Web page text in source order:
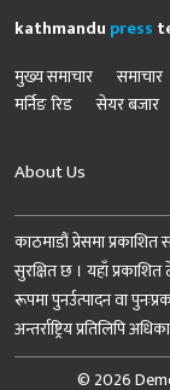
kathmandu press
मुख्य समाचार
समाचार
मर्निङ रिड
सेयर बजार
About Us
काठमाडौं प्रेसमा प्रकाशित
सुरक्षित छ । यहाँ
रूपमा पुनर्उत्पादन वा
अन्तर्राष्ट्रिय प्रतिलिपि
© 2026